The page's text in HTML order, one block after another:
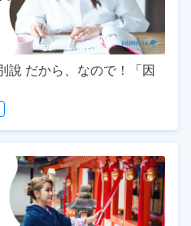
說 だから、なので！「因